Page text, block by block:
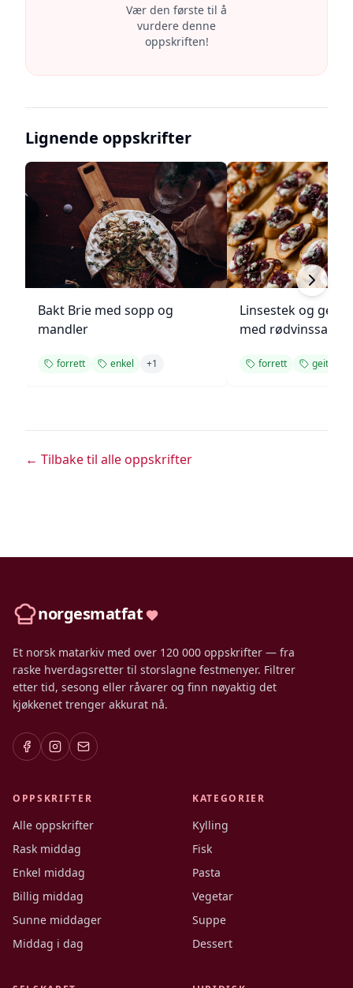
Vær den første til å
vurdere denne
oppskriften!
Lignende oppskrifter
Bakt Brie med sopp og
mandler
forrett enkel +1
Linsestek og
med rødvinssaus
forrett geitost
← Tilbake til alle oppskrifter
norgesmatfat
Et norsk matarkiv med over 120 000 oppskrifter — fra
raske hverdagsretter til storslagne festmenyer. Filtrer
etter tid, sesong eller råvarer og finn nøyaktig det
kjøkkenet trenger akkurat nå.
OPPSKRIFTER
Alle oppskrifter
Rask middag
Enkel middag
Billig middag
Sunne middager
Middag i dag
KATEGORIER
Kylling
Fisk
Pasta
Vegetar
Suppe
Dessert